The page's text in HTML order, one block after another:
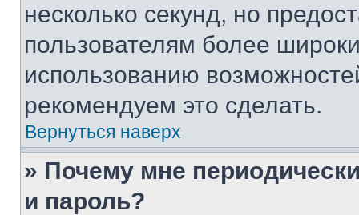
несколько секунд, но
пользователям более
использованию
рекомендуем это сделать.
Вернуться наверх
» Почему мне
и пароль?